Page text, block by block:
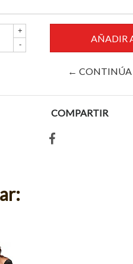
+
-
← CONTINÚA
COMPARTIR